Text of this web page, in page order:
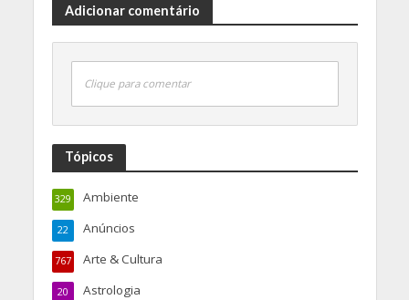
Adicionar comentário
Clique para comentar
Tópicos
Ambiente
329
Anúncios
22
Arte & Cultura
767
Astrologia
20